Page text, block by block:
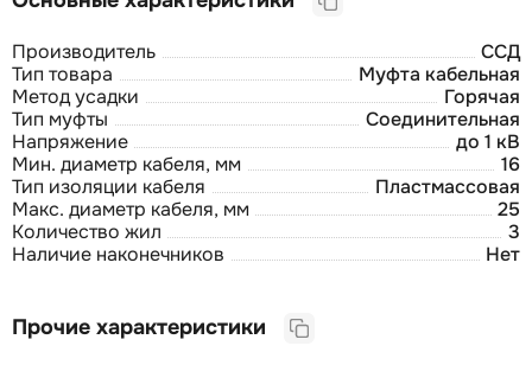
Производитель
ССД
Тип товара
Муфта кабельная
Метод усадки
Горячая
Тип муфты
Соединительная
Напряжение
до 1 кВ
Мин. диаметр кабеля, мм
16
Тип изоляции кабеля
Пластмассовая
Макс. диаметр кабеля, мм
25
Количество жил
3
Наличие наконечников
Нет
Прочие характеристики